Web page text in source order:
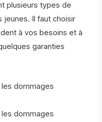
plusieurs types de
jeunes. Il faut choisir
à vos besoins et à
garanties
dommages
dommages